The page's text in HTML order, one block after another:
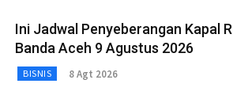
Ini Jadwal Penyeberangan Kapal
Banda Aceh 9 Agustus 2026
BISNIS 8 Agt 2026